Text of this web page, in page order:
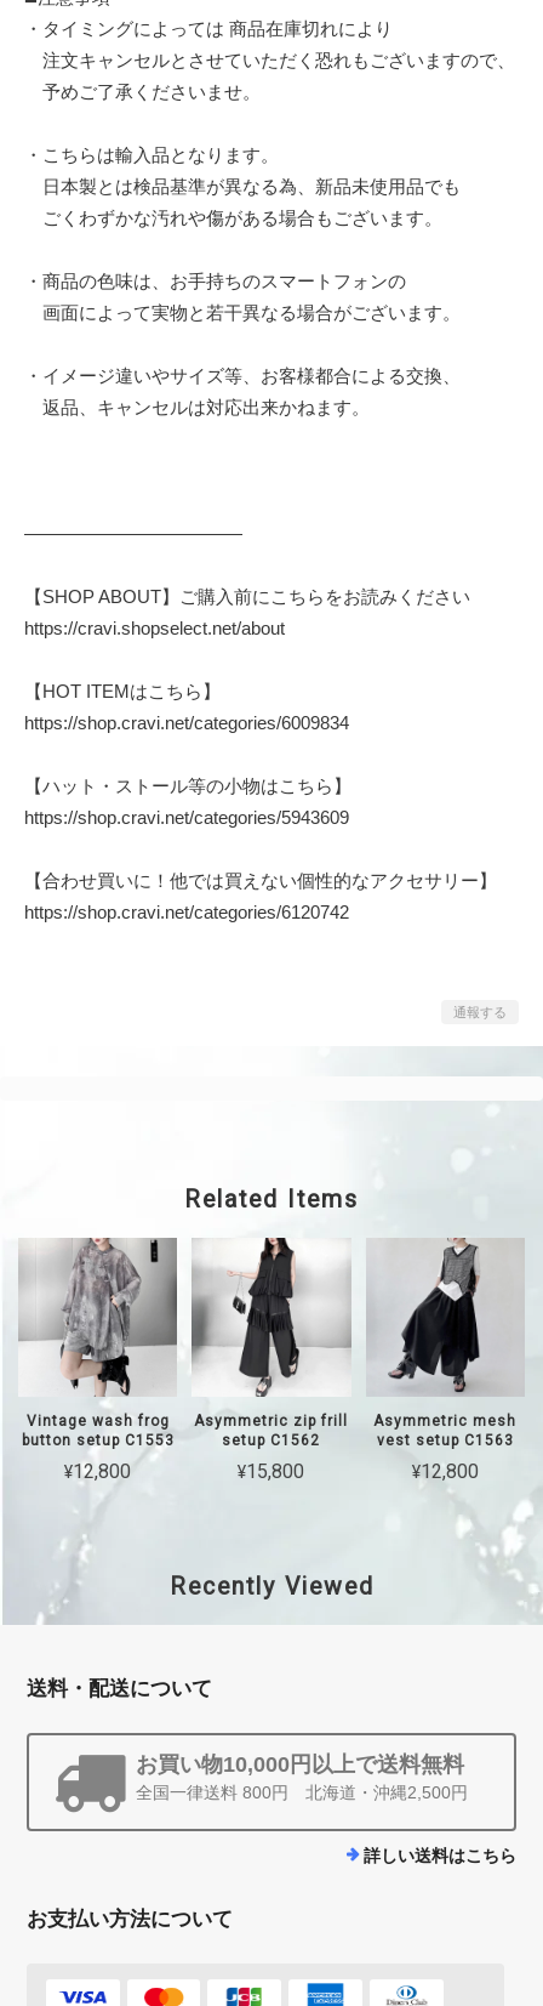
・タイミングによっては 商品在庫切れにより
注文キャンセルとさせていただく恐れもございますので、
予めご了承くださいませ。
・こちらは輸入品となります。
日本製とは検品基準が異なる為、新品未使用品でも
ごくわずかな汚れや傷がある場合もございます。
・商品の色味は、お手持ちのスマートフォンの
画面によって実物と若干異なる場合がございます。
・イメージ違いやサイズ等、お客様都合による交換、
返品、キャンセルは対応出来かねます。
————————————
【SHOP ABOUT】ご購入前にこちらをお読みください
https://cravi.shopselect.net/about
【HOT ITEMはこちら】
https://shop.cravi.net/categories/6009834
【ハット・ストール等の小物はこちら】
https://shop.cravi.net/categories/5943609
【合わせ買いに！他では買えない個性的なアクセサリー】
https://shop.cravi.net/categories/6120742
通報する
Related Items
Vintage wash frog
button setup C1553
¥12,800
Asymmetric zip frill
setup C1562
¥15,800
Asymmetric mesh
vest setup C1563
¥12,800
Recently Viewed
送料・配送について
お買い物10,000円以上で送料無料
全国一律送料 800円 北海道・沖縄2,500円
詳しい送料はこちら
お支払い方法について